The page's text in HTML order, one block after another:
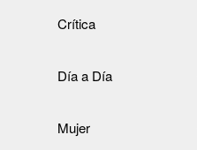
Crítica
Día a Día
Mujer